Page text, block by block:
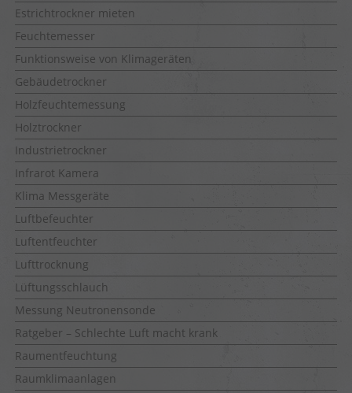
Estrichtrockner mieten
Feuchtemesser
Funktionsweise von Klimageräten
Gebäudetrockner
Holzfeuchtemessung
Holztrockner
Industrietrockner
Infrarot Kamera
Klima Messgeräte
Luftbefeuchter
Luftentfeuchter
Lufttrocknung
Lüftungsschlauch
Messung Neutronensonde
Ratgeber – Schlechte Luft macht krank
Raumentfeuchtung
Raumklimaanlagen